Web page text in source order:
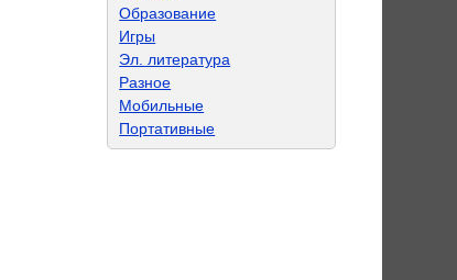
Образование
Игры
Эл. литература
Разное
Мобильные
Портативные